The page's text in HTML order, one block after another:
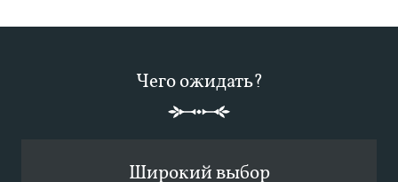
Чего ожидать?
Широкий выбор